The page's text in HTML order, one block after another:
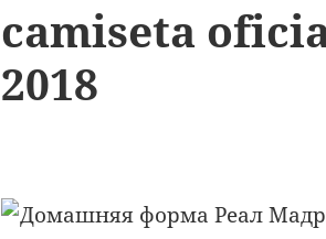
camiseta
2018